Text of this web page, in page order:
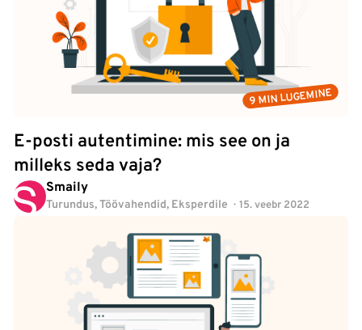
9 MIN LUGEMINE
E-posti autentimine: mis see on ja
milleks seda vaja?
Smaily
Turundus,Töövahendid, Eksperdile 15. veebr 2022